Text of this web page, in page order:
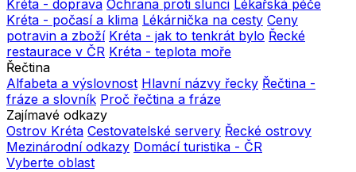
Kréta - doprava Ochrana proti slunci Lékařská péče
Kréta - počasí a klima Lékárnička na cesty Ceny
potravin a zboží Kréta - jak to tenkrát bylo Řecké
restaurace v ČR Kréta - teplota moře
Řečtina
Alfabeta a výslovnost Hlavní názvy řecky Řečtina -
fráze a slovník Proč řečtina a fráze
Zajímavé odkazy
Ostrov Kréta Cestovatelské servery Řecké ostrovy
Mezinárodní odkazy Domácí turistika - ČR
Vyberte oblast